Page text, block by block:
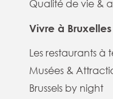
Qualité de vie &
Vivre à Bruxelles
Les restaurants à
Musées &
Brussels by night